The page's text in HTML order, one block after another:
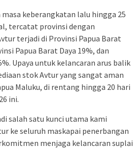
keberangkatan lalu hingga 25
tercatat provinsi dengan
terjadi di Provinsi Papua Barat
Papua Barat Daya 19%, dan
Upaya untuk kelancaran arus balik
stok Avtur yang sangat aman
Maluku, di rentang hingga 20 hari
ini.
salah satu kunci utama kami
ke seluruh maskapai penerbangan
menjaga kelancaran suplai